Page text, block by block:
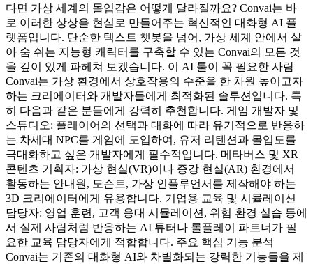
다면 가상 세계의 몰입감은 어떻게 달라질까요? Convai는 바
로 이러한 상상을 현실로 만들어주는 혁신적인 대화형 AI 플
랫폼입니다. 단순한 텍스트 챗봇을 넘어, 가상 세계 안에서 살
아 숨 쉬는 지능형 캐릭터를 구축할 수 있는 Convai의 모든 것
을 깊이 있게 파헤쳐 보겠습니다. 이 AI 툴이 꼭 필요한 사람
Convai는 가상 환경에서 상호작용의 수준을 한 차원 높이고자
하는 크리에이터와 개발자들에게 최적화된 솔루션입니다. 특
히 다음과 같은 분들에게 강력히 추천합니다. 게임 개발자 및
스튜디오: 플레이어의 선택과 대화에 따라 유기적으로 반응하
는 차세대 NPC를 게임에 도입하여, 유저 리텐션과 몰입도를
극대화하고 싶은 개발자에게 필수적입니다. 메타버스 및 XR
콘텐츠 기획자: 가상 현실(VR)이나 증강 현실(AR) 환경에서
활동하는 안내원, 도슨트, 가상 인플루언서를 제작해야 하는
3D 크리에이터에게 유용합니다. 기업용 교육 및 시뮬레이션
담당자: 영업 훈련, 고객 응대 시뮬레이션, 위험 환경 실습 등에
서 실제 사람처럼 반응하는 AI 튜터나 롤플레이 파트너가 필
요한 교육 담당자에게 적합합니다. 주요 핵심 기능 분석
Convai는 기존의 대화형 AI와 차별화되는 강력한 기능들을 제